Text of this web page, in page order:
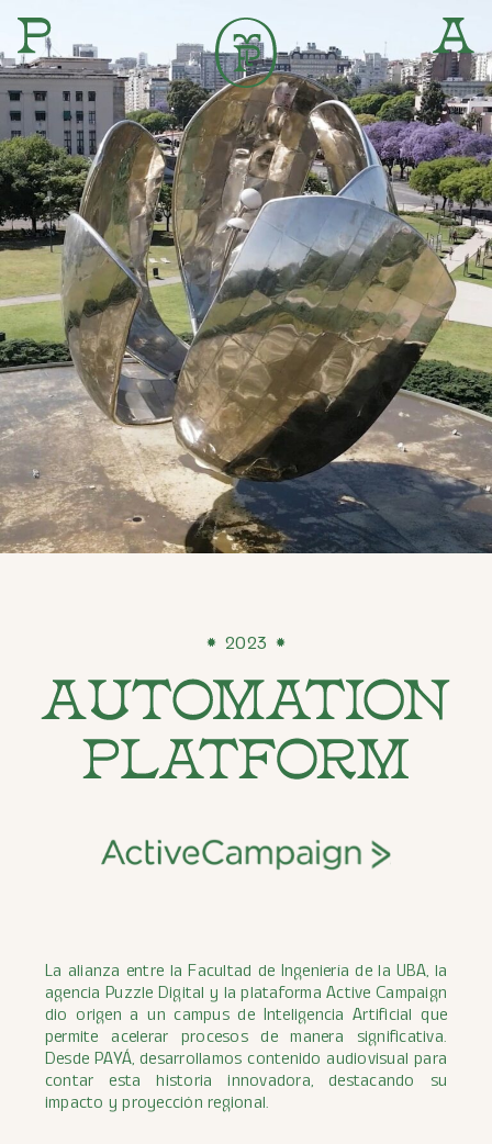
2023
La alianza entre la Facultad de Ingeniería de la UBA, la
agencia Puzzle Digital y la plataforma Active Campaign
dio origen a un campus de Inteligencia Artificial que
permite acelerar procesos de manera significativa.
Desde PAYÁ, desarrollamos contenido audiovisual para
contar esta historia innovadora, destacando su
impacto y proyección regional.
hola@paya.ar
www.paya.ar @paya.haus
+54 11 6474 5445 +54 11 5498 7695